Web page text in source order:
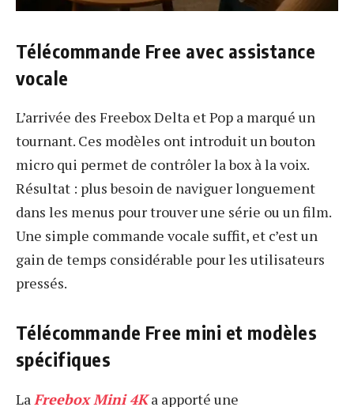
Télécommande Free avec assistance
vocale
L’arrivée des Freebox Delta et Pop a marqué un
tournant. Ces modèles ont introduit un bouton
micro qui permet de contrôler la box à la voix.
Résultat : plus besoin de naviguer longuement
dans les menus pour trouver une série ou un film.
Une simple commande vocale suffit, et c’est un
gain de temps considérable pour les utilisateurs
pressés.
Télécommande Free mini et modèles
spécifiques
La Freebox Mini 4Ka apporté une